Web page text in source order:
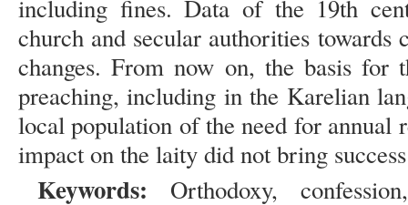
including fines. Data of the 19th
church and secular authorities towards
changes. From now on, the basis
preaching, including in the Karelian
local population of the need for annual
impact on the laity did not bring
Keywords: Orthodoxy,